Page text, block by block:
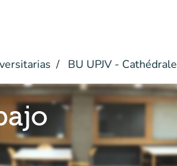
BU UPJV - Cathédrale